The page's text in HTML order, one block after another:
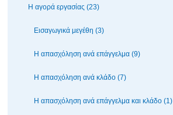
Η αγορά εργασίας (23)
Εισαγωγικά μεγέθη (3)
Η απασχόληση ανά επάγγελμα (9)
Η απασχόληση ανά κλάδο (7)
Η απασχόληση ανά επάγγελμα και κλάδο (1)